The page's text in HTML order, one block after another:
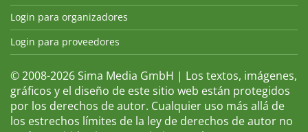
Login para organizadores
Login para proveedores
© 2008-2026 Sima Media GmbH | Los textos, imágenes,
gráficos y el diseño de este sitio web están protegidos
por los derechos de autor. Cualquier uso más allá de
los estrechos límites de la ley de derechos de autor no